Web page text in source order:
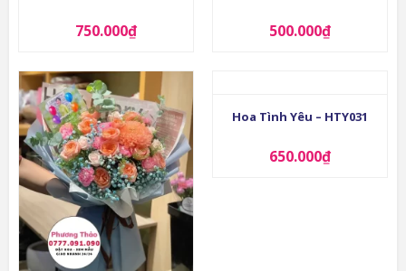
750.000₫ 500.000₫
Hoa Tình Yêu – HTY031
650.000₫